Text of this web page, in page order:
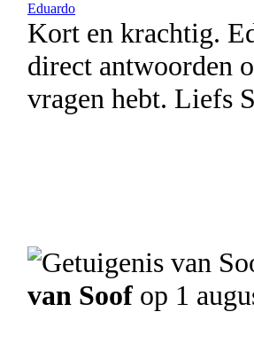
Eduardo
Kort en krachtig.
direct antwoorden
vragen hebt. Liefs
van Soof op 1